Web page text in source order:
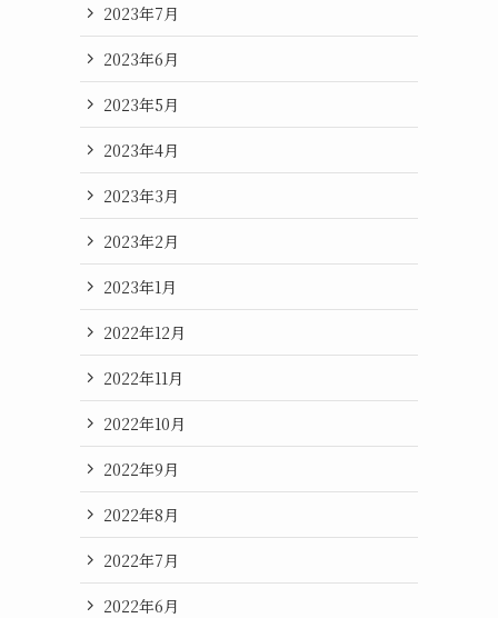
2023年7月
2023年6月
2023年5月
2023年4月
2023年3月
2023年2月
2023年1月
2022年12月
2022年11月
2022年10月
2022年9月
2022年8月
2022年7月
2022年6月